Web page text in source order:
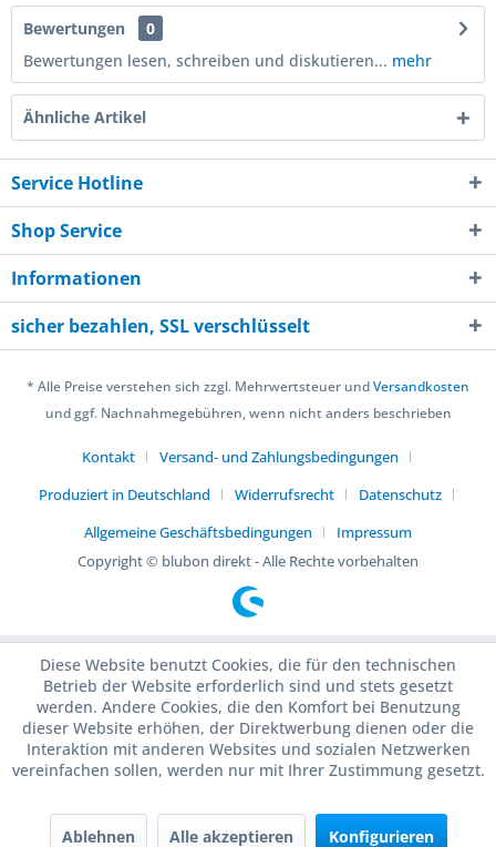
Bewertungen
0
Bewertungen lesen, schreiben und diskutieren... mehr
Ähnliche Artikel
Service Hotline
Shop Service
Informationen
sicher bezahlen, SSL verschlüsselt
* Alle Preise verstehen sich zzgl. Mehrwertsteuer undVersandkosten
und ggf. Nachnahmegebühren, wenn nicht anders beschrieben
Kontakt
Versand- und Zahlungsbedingungen
Produziert in Deutschland
Widerrufsrecht
Datenschutz
Allgemeine Geschäftsbedingungen
Impressum
Copyright © blubon direkt - Alle Rechte vorbehalten
Diese Website benutzt Cookies, die für den technischen
Betrieb der Website erforderlich sind und stets gesetzt
werden. Andere Cookies, die den Komfort bei Benutzung
dieser Website erhöhen, der Direktwerbung dienen oder die
Interaktion mit anderen Websites und sozialen Netzwerken
vereinfachen sollen, werden nur mit Ihrer Zustimmung gesetzt.
Ablehnen Alle akzeptieren Konfigurieren